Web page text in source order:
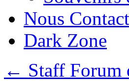
Nous
Dark Zone
← Staff Forum